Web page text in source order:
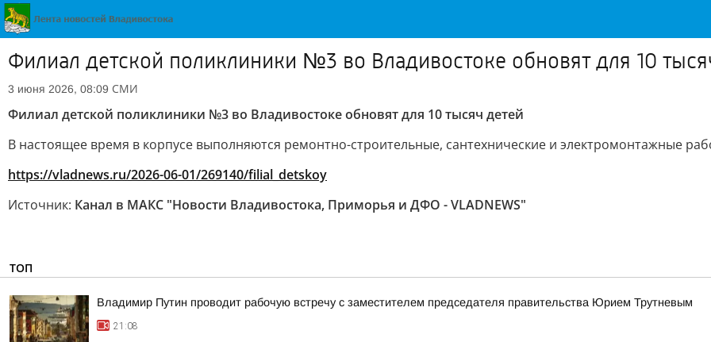
Филиал детской поликлиники №3 во Владивостоке обновят для 10
3 июня 2026, 08:09 СМИ
Филиал детской поликлиники №3 во Владивостоке обновят для 10 тысяч детей
В настоящее время в корпусе выполняются ремонтно-строительные, сантехнические и электромонтажные
https://vladnews.ru/2026-06-01/269140/filial_detskoy
Источник: Канал в МАКС "Новости Владивостока, Приморья и ДФО - VLADNEWS"
ТОП
Владимир Путин проводит рабочую встречу с заместителем председателя правительства Юрием Трутневым
21:08